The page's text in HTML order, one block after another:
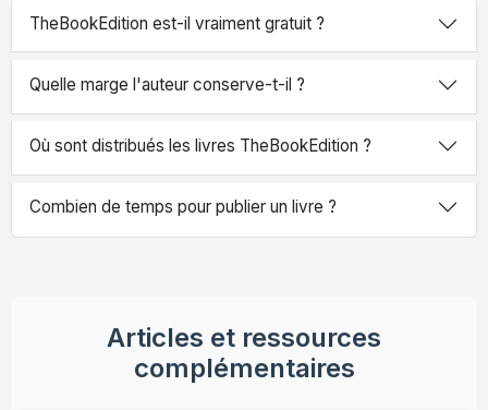
TheBookEdition est-il vraiment gratuit ?
Quelle marge l'auteur conserve-t-il ?
Où sont distribués les livres TheBookEdition ?
Combien de temps pour publier un livre ?
Articles et ressources
complémentaires